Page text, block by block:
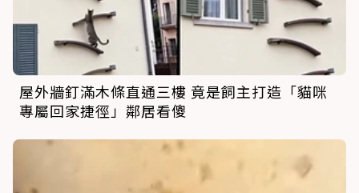
屋外牆釘滿木條直通三樓 竟是飼主打造「貓咪
專屬回家捷徑」鄰居看傻